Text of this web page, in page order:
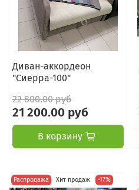
Диван-аккордеон
"Сиерра-100"
22 800.00 руб
21 200.00 руб
В корзину
Распродажа Хит продаж -17%